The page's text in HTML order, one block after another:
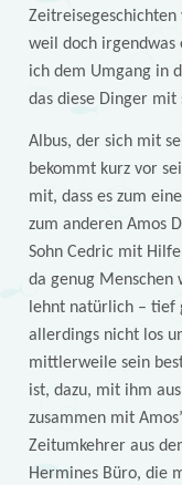
weil doch irgendwas
ich dem Umgang in
das diese Dinger mit
Albus, der sich mit
bekommt kurz vor
mit, dass es zum
zum anderen Amos
Sohn Cedric mit
da genug Menschen
lehnt natürlich – tief
allerdings nicht los
mittlerweile sein
ist, dazu, mit ihm
zusammen mit
Zeitumkehrer aus
Hermines Büro, die